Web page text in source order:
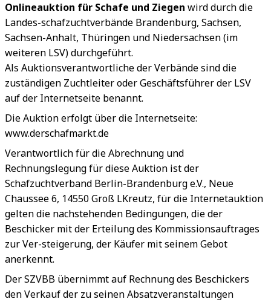
Onlineauktion für Schafe und Ziegen wird durch die
Landes-schafzuchtverbände Brandenburg, Sachsen,
Sachsen-Anhalt, Thüringen und Niedersachsen (im
weiteren LSV) durchgeführt.
Als Auktionsverantwortliche der Verbände sind die
zuständigen Zuchtleiter oder Geschäftsführer der LSV
auf der Internetseite benannt.
Die Auktion erfolgt über die Internetseite:
www.derschafmarkt.de
Verantwortlich für die Abrechnung und
Rechnungslegung für diese Auktion ist der
Schafzuchtverband Berlin-Brandenburg e.V., Neue
Chaussee 6, 14550 Groß LKreutz, für die Internetauktion
gelten die nachstehenden Bedingungen, die der
Beschicker mit der Erteilung des Kommissionsauftrages
zur Ver-steigerung, der Käufer mit seinem Gebot
anerkennt.
Der SZVBB übernimmt auf Rechnung des Beschickers
den Verkauf der zu seinen Absatzveranstaltungen